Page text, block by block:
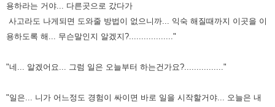
용하라는 거야... 다른곳으로 갔다가
사고라도 나게되면 도와줄 방법이 없으니까... 익숙 해질때까지 이곳을 이
용하도록 해... 무슨말인지 알겠지?.................."
"네... 알겠어요... 그럼 일은 오늘부터 하는건가요?................"
"일은... 니가 어느정도 경험이 싸이면 바로 일을 시작할거야... 오늘은 내